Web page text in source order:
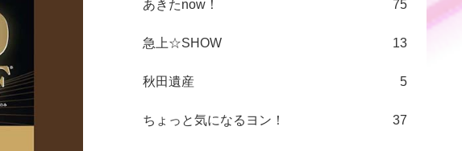
あきたnow！ 75
急上☆SHOW 13
秋田遺産 5
ちょっと気になるヨン！ 37